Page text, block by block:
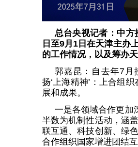
总台央视记者：中
日至9月1日在天津主办
的工作情况，以及筹办
郭嘉昆：自去年7月
扬‘上海精神’：上合组
展和成果。
一是各领域合作更加
半数为机制性活动，涵
联互通、科技创新、绿
合作组织国家增进团结